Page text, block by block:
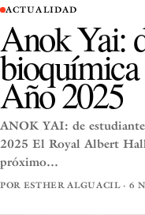
ACTUALIDAD
Anok Yai:
Año 2025
ANOK YAI: de
2025 El Royal Albert
próximo…
POR ESTHER ALGUACIL · 6